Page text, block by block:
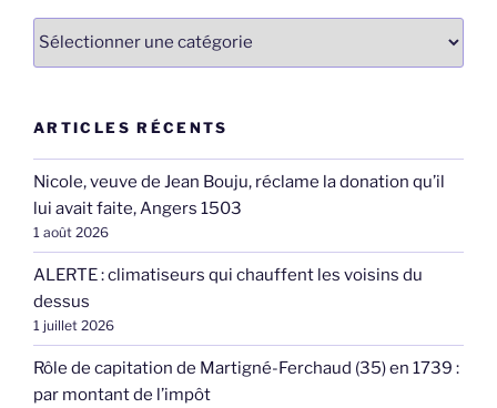
ARTICLES RÉCENTS
Nicole, veuve de Jean Bouju, réclame la donation qu’il
lui avait faite, Angers 1503
1 août 2026
ALERTE : climatiseurs qui chauffent les voisins du
dessus
1 juillet 2026
Rôle de capitation de Martigné-Ferchaud (35) en 1739 :
par montant de l’impôt